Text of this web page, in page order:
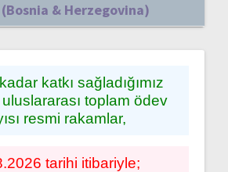
& Herzegovina)
katkı sağladığımız
toplam ödev
resmi rakamlar,
tarihi itibariyle;